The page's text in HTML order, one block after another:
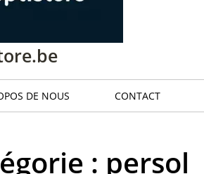
DE NOUS CONTACT
: persol